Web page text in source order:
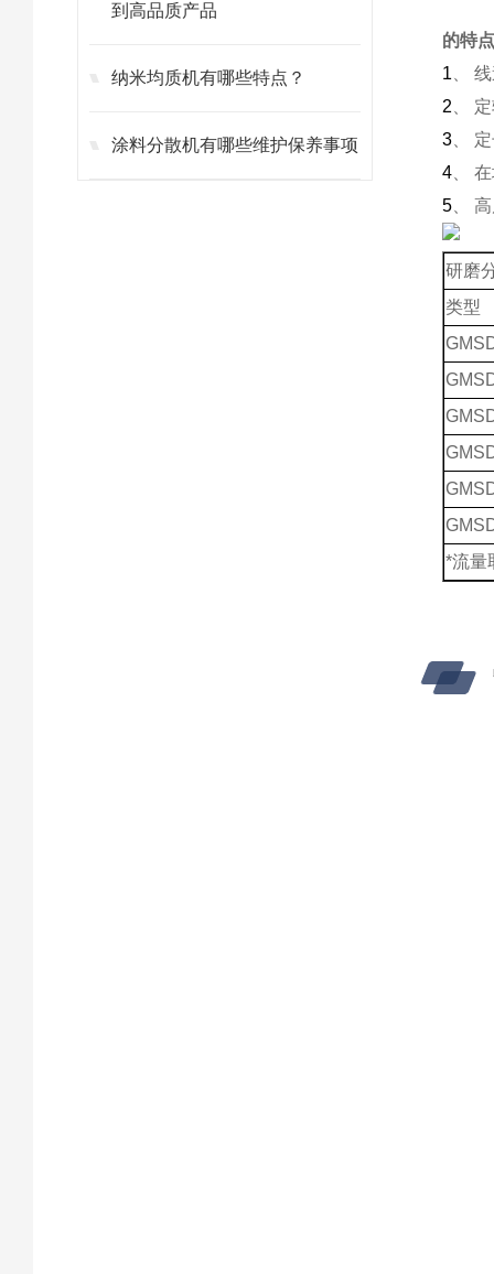
到高品质产品
纳米均质机有哪些特点？
涂料分散机有哪些维护保养事项
的特
1
2
3
4
5
研磨
类型
*流量